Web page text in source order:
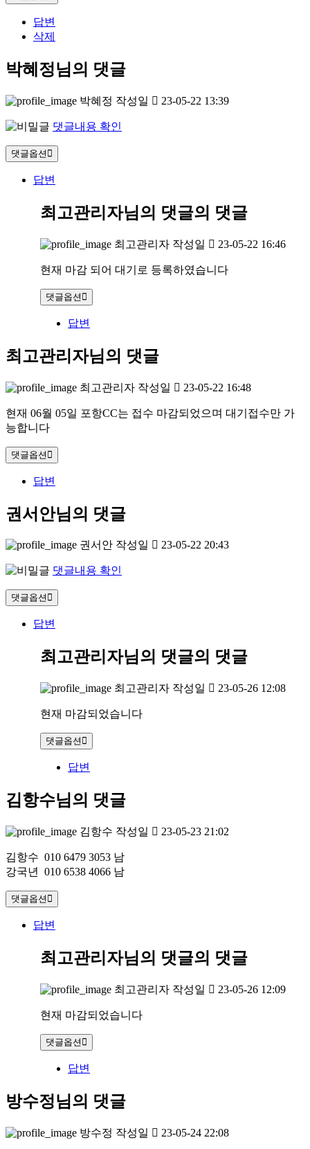
답변
삭제
박혜정님의 댓글
박혜정 작성일 23-05-22 13:39
댓글내용 확인
댓글옵션
답변
최고관리자님의 댓글의 댓글
최고관리자 작성일 23-05-22 16:46
현재 마감 되어 대기로 등록하였습니다
댓글옵션
답변
최고관리자님의 댓글
최고관리자 작성일 23-05-22 16:48
현재 06월 05일 포항CC는 접수 마감되었으며 대기접수만 가
능합니다
댓글옵션
답변
권서안님의 댓글
권서안 작성일 23-05-22 20:43
댓글내용 확인
댓글옵션
답변
최고관리자님의 댓글의 댓글
최고관리자 작성일 23-05-26 12:08
현재 마감되었습니다
댓글옵션
답변
김항수님의 댓글
김항수 작성일 23-05-23 21:02
김항수 010 6479 3053 남
강국년 010 6538 4066 남
댓글옵션
답변
최고관리자님의 댓글의 댓글
최고관리자 작성일 23-05-26 12:09
현재 마감되었습니다
댓글옵션
답변
방수정님의 댓글
방수정 작성일 23-05-24 22:08